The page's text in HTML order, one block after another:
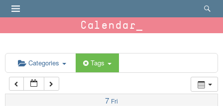
Calendar
Categories Tags
7 Fri
6:00 am
7:00 am